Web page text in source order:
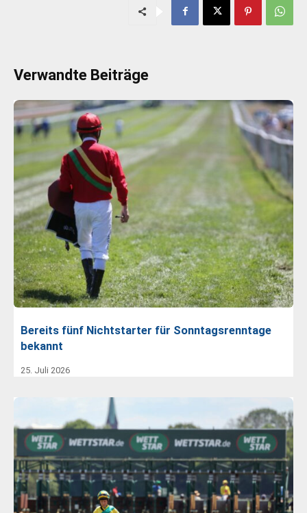
Verwandte Beiträge
Bereits fünf Nichtstarter für Sonntagsrenntage
bekannt
25. Juli 2026